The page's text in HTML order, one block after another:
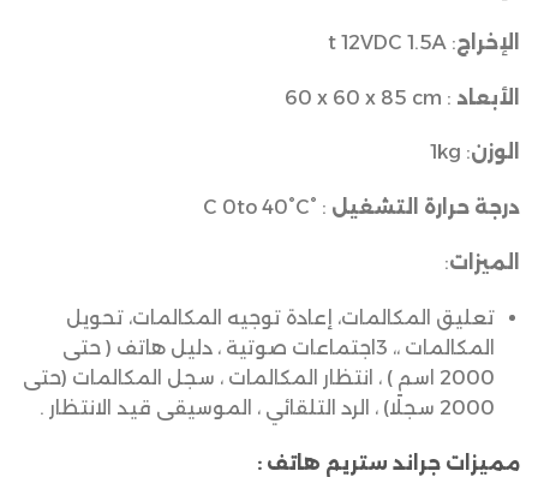
الإخراج: t 12VDC 1.5A
الأبعاد : ‎60 x 60 x 85 cm
الوزن: 1kg
درجة حرارة التشغيل : °C 0to 40°C
الميزات:
تعليق المكالمات، إعادة توجيه المكالمات، تحويل
المكالمات ،، 3اجتماعات صوتية ، دليل هاتف ( حتى
2000 اسم ) ، انتظار المكالمات ، سجل المكالمات (حتى
2000 سجلًا) ، الرد التلقائي ، الموسيقى قيد الانتظار .
مميزات جراند ستريم هاتف :